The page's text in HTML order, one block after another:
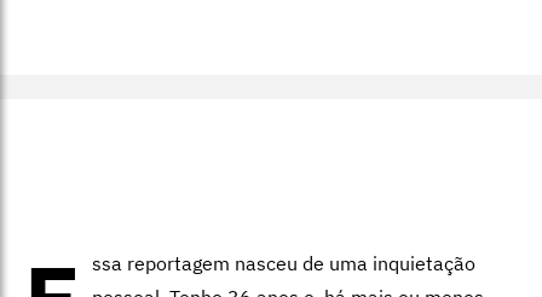
ssa reportagem nasceu de uma inquietação